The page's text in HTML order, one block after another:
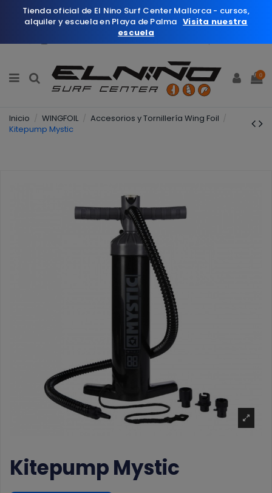
0
Inicio WINGFOIL
Accesorios y Tornillería Wing Foil
Kitepump Mystic
Kitepump Mystic
Tienda oficial de El Nino Surf Center Mallorca - cursos,
alquiler y escuela en Playa de Palma Visita nuestra
escuela